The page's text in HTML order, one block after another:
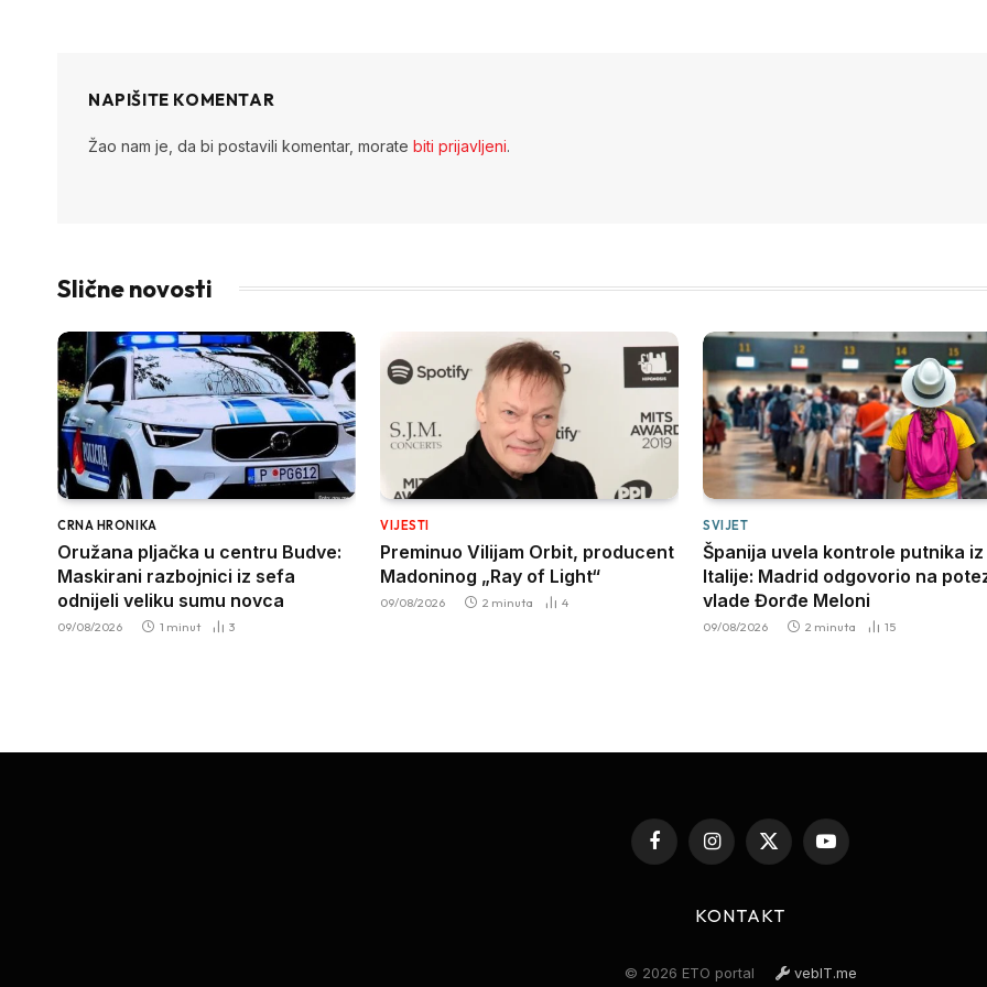
NAPIŠITE KOMENTAR
Žao nam je, da bi postavili komentar, morate biti prijavljeni.
Slične novosti
CRNA HRONIKA
Oružana pljačka u centru Budve:
Maskirani razbojnici iz sefa
odnijeli veliku sumu novca
09/08/2026 1 minut 3
VIJESTI
Preminuo Vilijam Orbit, producent
Madoninog „Ray of Light“
09/08/2026 2 minuta 4
SVIJET
Španija uvela kontrole putnika iz
Italije: Madrid odgovorio na
vlade Đorđe Meloni
09/08/2026 2 minuta 15
FacebookInstagram
X
YouTube
KONTAKT
© 2026 ETO portal vebIT.me